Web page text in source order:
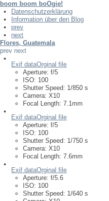
boom boom boOgie!
Datenschutzerklärung
Information über den Blog
prev
next
Flores, Guatemala
prev next
Exif dataOrginal file
Aperture: f/5
ISO: 100
Shutter Speed: 1/850 s
Camera: X10
Focal Length: 7.1mm
Exif dataOrginal file
Aperture: f/5
ISO: 100
Shutter Speed: 1/750 s
Camera: X10
Focal Length: 7.6mm
Exif dataOrginal file
Aperture: f/5.6
ISO: 100
Shutter Speed: 1/640 s